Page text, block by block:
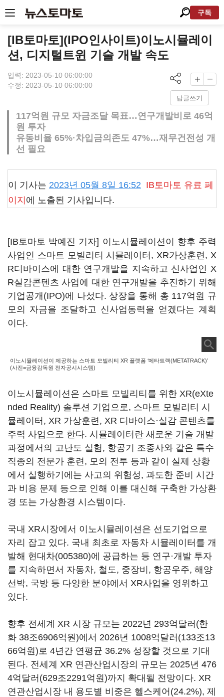
구독
[IB토마토](IPO인사이트)이노시뮬레이
션, 디지털트윈 기술 개발 속도
입력: 2023-05-10 06:00:00
수정: 2023-05-10 06:00:00
답글쓰기
117억원 규모 자금조달 목표…연구개발비로 46억
원 투자
유동비율 65%·차입금의존도 47%…재무건전성 개
선 필요
이 기사는 2023년 05월 8일 16:52 IB토마토 유료 페
이지 에 노출된 기사입니다.
[IB토마토 박예진 기자] 이노시뮬레이션이 향후 주력
사업인 스마트 모빌리티 시뮬레이터, XR가상훈련, X
R디바이스에 대한 연구개발을 지속하고 신사업인 X
R실감콘텐츠 사업에 대한 연구개발을 추진하기 위해
기업공개(IPO)에 나섰다. 상장을 통해 총 117억원 규
모의 자금을 조달하고 신사업동력을 얻겠다는 계획
이다.
이노시뮬레이션이 제공하는 스마트 모빌리티 XR 플랫폼 ‘메타트랙(METATRACK)’
(사진=금융감독원 전자공시시스템)
이노시뮬레이션은 스마트 모빌리티를 위한 XR(eXte
nded Reality) 솔루션 기업으로, 스마트 모빌리티 시
뮬레이터, XR 가상훈련, XR 디바이스·실감 콘텐츠를
주력 사업으로 한다. 시뮬레이터란 새로운 기술 개발
과정에서의 고난도 실험, 항공기 조종사와 같은 특수
직종의 전문가 훈련, 모의 전투 등과 같이 실제 상황
에서 실행하기에는 사고의 위험성, 과도한 준비 시간
과 비용 문제 등으로 인해 이를 대신해 구축한 가상환
경 또는 가상환경 시스템이다.
국내 XR시장에서 이노시뮬레이션은 선도기업으로
자리 잡고 있다. 국내 최초로 자동차 시뮬레이터를 개
발해 현대차(005380)에 공급하는 등 연구·개발 투자
를 지속하면서 자동차, 철도, 중장비, 항공우주, 해양
선박, 국방 등 다양한 분야에서 XR사업을 영위하고
있다.
향후 전세계 XR 시장 규모는 2022년 293억달러(한
화 38조6906억원)에서 2026년 1008억달러(133조13
66억원)로 4년간 연평균 36.2% 성장할 것으로 기대
된다. 전세계 XR 연관산업시장의 규모는 2025년 476
4억달러(629조2291억원)까지 확대될 전망이다. XR
연관산업시장 내 용도별 비중은 헬스케어(24.2%), 제